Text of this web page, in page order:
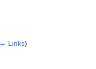
← Links)